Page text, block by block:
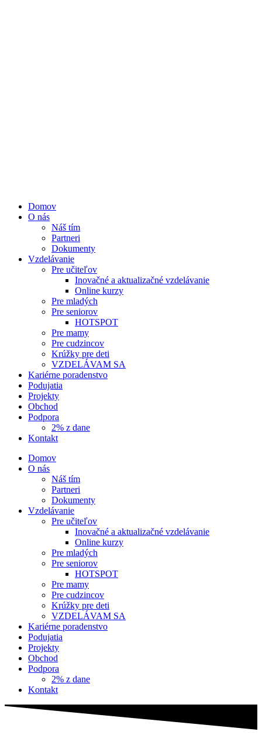
Domov
O nás
Náš tím
Partneri
Dokumenty
Vzdelávanie
Pre učiteľov
Inovačné a aktualizačné vzdelávanie
Online kurzy
Pre mladých
Pre seniorov
HOTSPOT
Pre mamy
Pre cudzincov
Krúžky pre deti
VZDELÁVAM SA
Kariérne poradenstvo
Podujatia
Projekty
Obchod
Podpora
2% z dane
Kontakt
Domov
O nás
Náš tím
Partneri
Dokumenty
Vzdelávanie
Pre učiteľov
Inovačné a aktualizačné vzdelávanie
Online kurzy
Pre mladých
Pre seniorov
HOTSPOT
Pre mamy
Pre cudzincov
Krúžky pre deti
VZDELÁVAM SA
Kariérne poradenstvo
Podujatia
Projekty
Obchod
Podpora
2% z dane
Kontakt